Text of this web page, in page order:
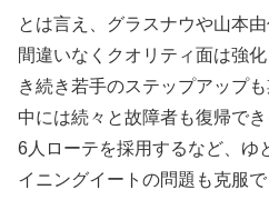
とは言え、グラスナウや山本
間違いなくクオリティ面は強
き続き若手のステップアップ
中には続々と故障者も復帰で
6人ローテを採用するなど、ゆ
イニングイートの問題も克服